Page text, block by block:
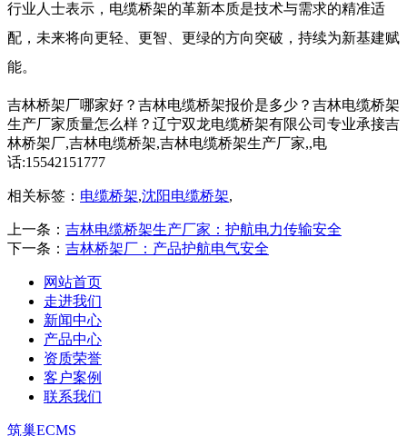
行业人士表示，电缆桥架的革新本质是技术与需求的精准适
配，未来将向更轻、更智、更绿的方向突破，持续为新基建赋
能。
吉林桥架厂哪家好？吉林电缆桥架报价是多少？吉林电缆桥架
生产厂家质量怎么样？辽宁双龙电缆桥架有限公司专业承接吉
林桥架厂,吉林电缆桥架,吉林电缆桥架生产厂家,,电
话:15542151777
相关标签： 电缆桥架,沈阳电缆桥架,
上一条： 吉林电缆桥架生产厂家：护航电力传输安全
下一条： 吉林桥架厂：产品护航电气安全
网站首页
走进我们
新闻中心
产品中心
资质荣誉
客户案例
联系我们
筑巢ECMS